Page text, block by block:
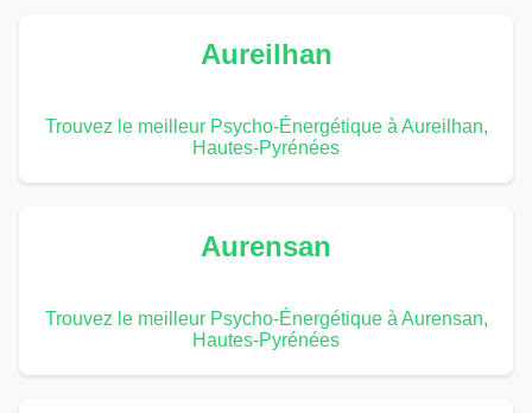
Aureilhan
Trouvez le meilleur Psycho-Énergétique à Aureilhan,
Hautes-Pyrénées
Aurensan
Trouvez le meilleur Psycho-Énergétique à Aurensan,
Hautes-Pyrénées